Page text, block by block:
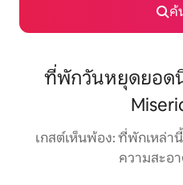
ค้
ที่พักวันหยุดยอดนิ
เกสต์เห็นพ้อง: ที่พักเหล่า
ความสะอ